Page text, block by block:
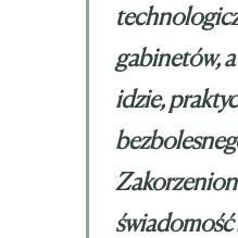
gabinetów,
idzie,